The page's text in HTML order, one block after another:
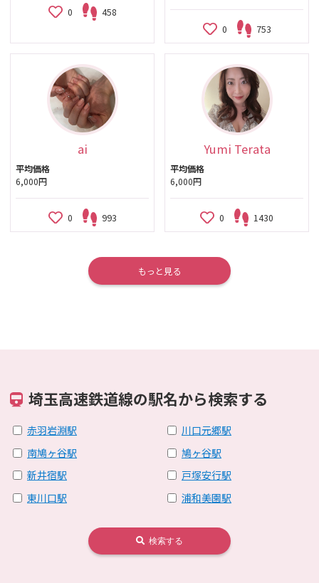
0 458
0 753
ai
平均価格
6,000円
0 993
Yumi Terata
平均価格
6,000円
0 1430
もっと見る
埼玉高速鉄道線の駅名から検索する
赤羽岩淵駅
川口元郷駅
南鳩ヶ谷駅
鳩ヶ谷駅
新井宿駅
戸塚安行駅
東川口駅
浦和美園駅
検索する